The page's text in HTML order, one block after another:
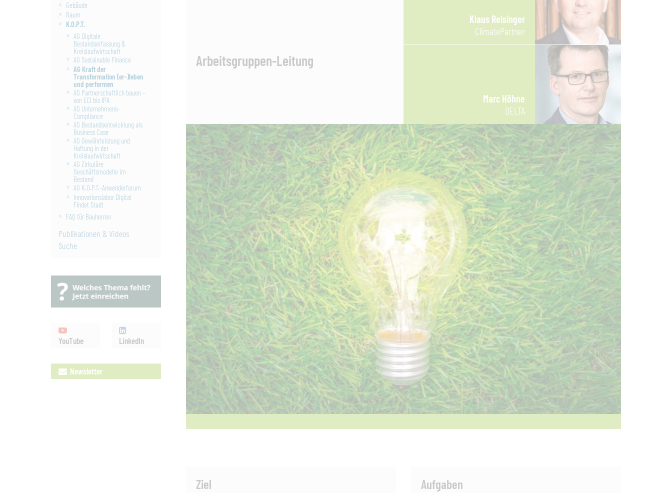
Gebäude
Raum
K.O.P.T.
AG Digitale
Bestandserfassung &
Kreislaufwirtschaft
AG Sustainable Finance
AG Kraft der
Transformation (er-)leben
und performen
AG Partnerschaftlich bauen –
von ECI bis IPA
AG Unternehmens-
Compliance
AG Bestandsentwicklung als
Business Case
AG Gewährleistung und
Haftung in der
Kreislaufwirtschaft
AG Zirkuläre
Geschäftsmodelle im
Bestand
AG K.O.P.T.-Anwenderforum
Innovationslabor Digital
Findet Stadt
FAQ für Bauherren
Publikationen & Videos
Suche
YouTube LinkedIn
Newsletter
Klaus Reisinger
ClimatePartner
Arbeitsgruppen-Leitung
Marc Höhne
DELTA
Ziel Aufgaben